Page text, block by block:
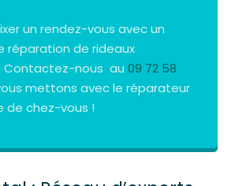
un rendez-vous avec un
réparation de rideaux
Contactez-nous au09 72 58
mettons avec le réparateur
de chez-vous !